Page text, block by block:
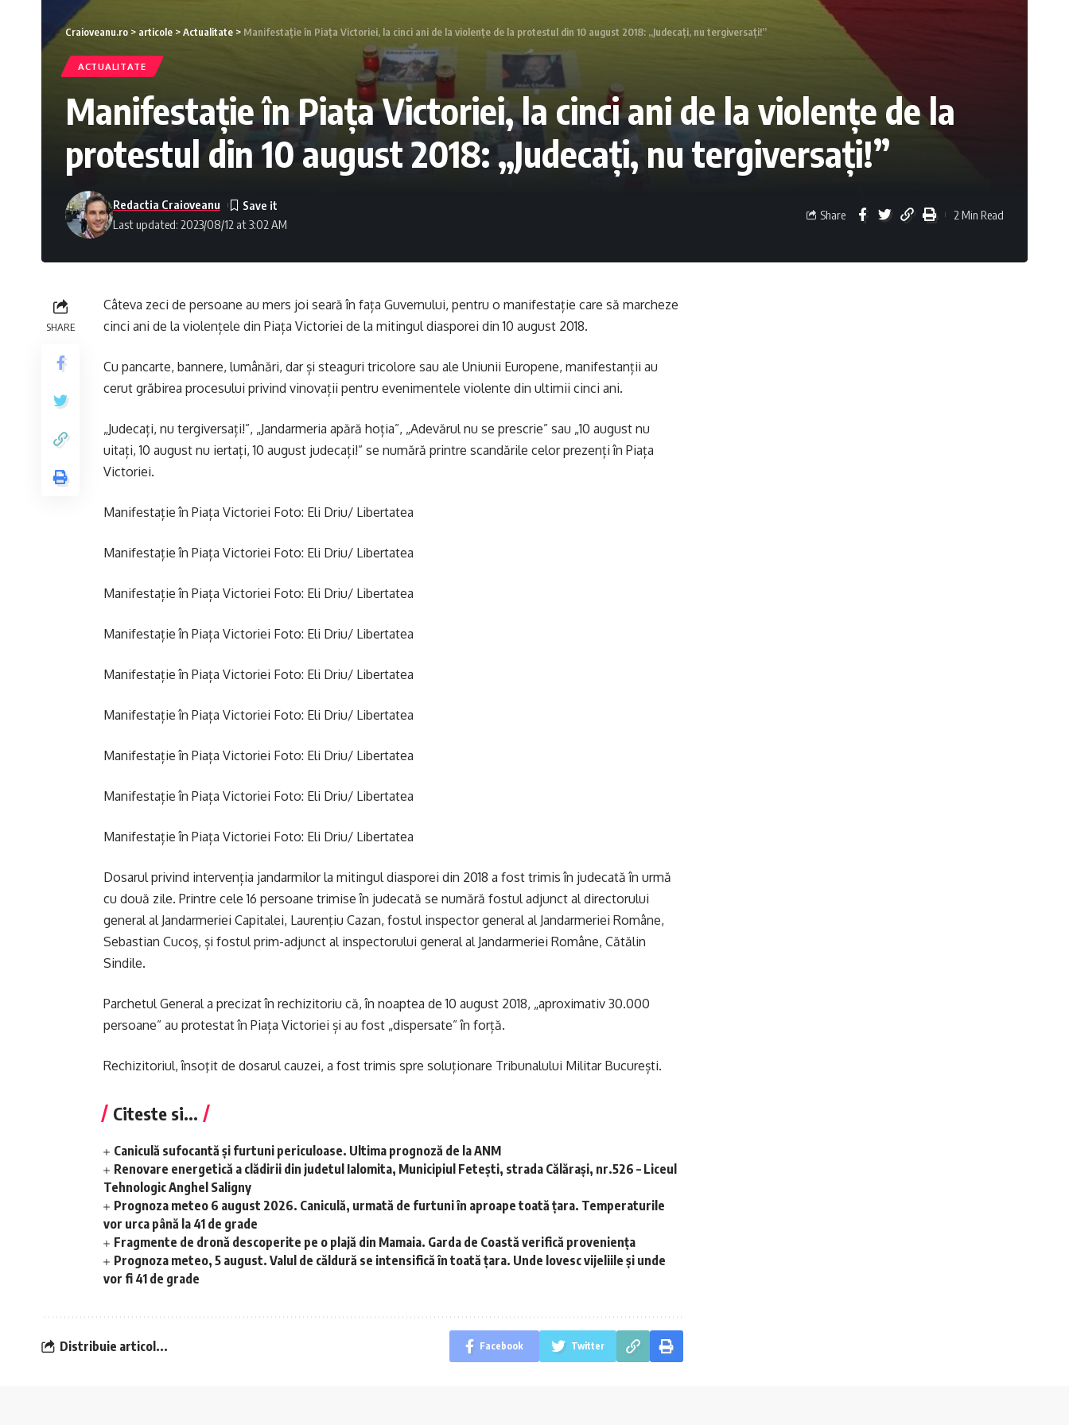
Craioveanu.ro > articole >Actualitate > Manifestație în Piața Victoriei, la cinci ani de la violențe de la protestul din 10 august 2018: „Judecați, nu tergiversați!”
ACTUALITATE
Manifestație în Piața Victoriei, la cinci ani de la violențe de la
protestul din 10 august 2018: „Judecați, nu tergiversați!”
Last updated: 2023/08/12 at 3:02 AM
Redactia Craioveanu
Share 2 Min Read
SHARE
Câteva zeci de persoane au mers joi seară în fața Guvernului, pentru o manifestație care să marcheze
cinci ani de la violențele din Piața Victoriei de la mitingul diasporei din 10 august 2018.
Cu pancarte, bannere, lumânări, dar și steaguri tricolore sau ale Uniunii Europene, manifestanții au
cerut grăbirea procesului privind vinovații pentru evenimentele violente din ultimii cinci ani.
„Judecați, nu tergiversați!”, „Jandarmeria apără hoția”, „Adevărul nu se prescrie” sau „10 august nu
uitați, 10 august nu iertați, 10 august judecați!” se numără printre scandările celor prezenți în Piața
Victoriei.
Manifestație în Piața Victoriei Foto: Eli Driu/ Libertatea
Manifestație în Piața Victoriei Foto: Eli Driu/ Libertatea
Manifestație în Piața Victoriei Foto: Eli Driu/ Libertatea
Manifestație în Piața Victoriei Foto: Eli Driu/ Libertatea
Manifestație în Piața Victoriei Foto: Eli Driu/ Libertatea
Manifestație în Piața Victoriei Foto: Eli Driu/ Libertatea
Manifestație în Piața Victoriei Foto: Eli Driu/ Libertatea
Manifestație în Piața Victoriei Foto: Eli Driu/ Libertatea
Manifestație în Piața Victoriei Foto: Eli Driu/ Libertatea
Dosarul privind intervenția jandarmilor la mitingul diasporei din 2018 a fost trimis în judecată în urmă
cu două zile. Printre cele 16 persoane trimise în judecată se numără fostul adjunct al directorului
general al Jandarmeriei Capitalei, Laurenţiu Cazan, fostul inspector general al Jandarmeriei Române,
Sebastian Cucoş, și fostul prim-adjunct al inspectorului general al Jandarmeriei Române, Cătălin
Sindile.
Parchetul General a precizat în rechizitoriu că, în noaptea de 10 august 2018, „aproximativ 30.000
persoane” au protestat în Piața Victoriei și au fost „dispersate” în forță.
Rechizitoriul, însoţit de dosarul cauzei, a fost trimis spre soluționare Tribunalului Militar București.
Citeste si...
Caniculă sufocantă și furtuni periculoase. Ultima prognoză de la ANM
Renovare energetică a clădirii din judetul Ialomita, Municipiul Fetești, strada Călărași, nr.526 – Liceul
Tehnologic Anghel Saligny
Prognoza meteo 6 august 2026. Caniculă, urmată de furtuni în aproape toată țara. Temperaturile
vor urca până la 41 de grade
Fragmente de dronă descoperite pe o plajă din Mamaia. Garda de Coastă verifică proveniența
Prognoza meteo, 5 august. Valul de căldură se intensifică în toată țara. Unde lovesc vijeliile și unde
vor fi 41 de grade
Distribuie articol... Facebook Twitter